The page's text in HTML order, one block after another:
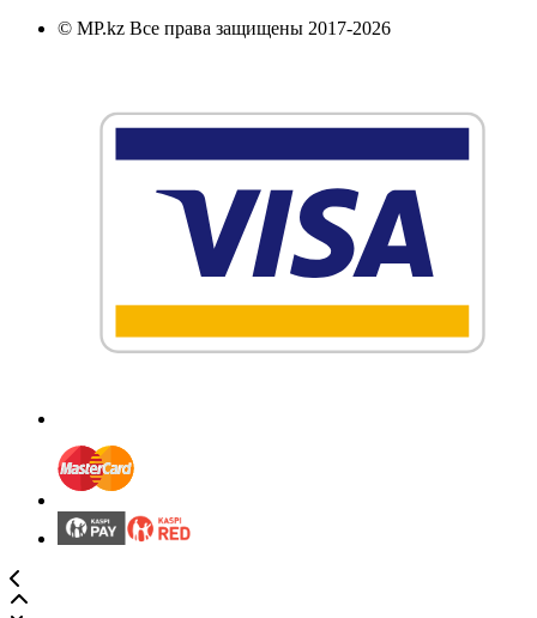
© MP.kz Все права защищены 2017-2026